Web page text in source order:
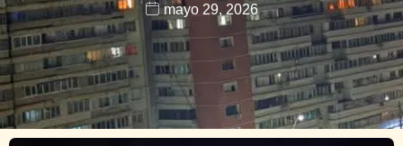
mayo 29, 2026